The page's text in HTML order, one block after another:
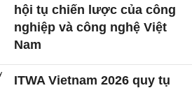
hội tụ chiến lược của công
nghiệp và công nghệ Việt
Nam
ITWA Vietnam 2026 quy tụ